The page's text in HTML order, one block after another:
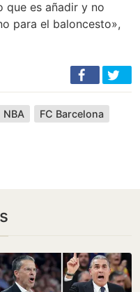
que es añadir y no
para el baloncesto»,
NBA
FC Barcelona